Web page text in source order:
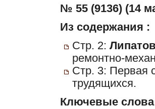
№ 55 (9136) (14
Из содержания :
Стр. 2:
ремонтно-
Стр. 3: Первая
трудящихся.
Ключевые слова